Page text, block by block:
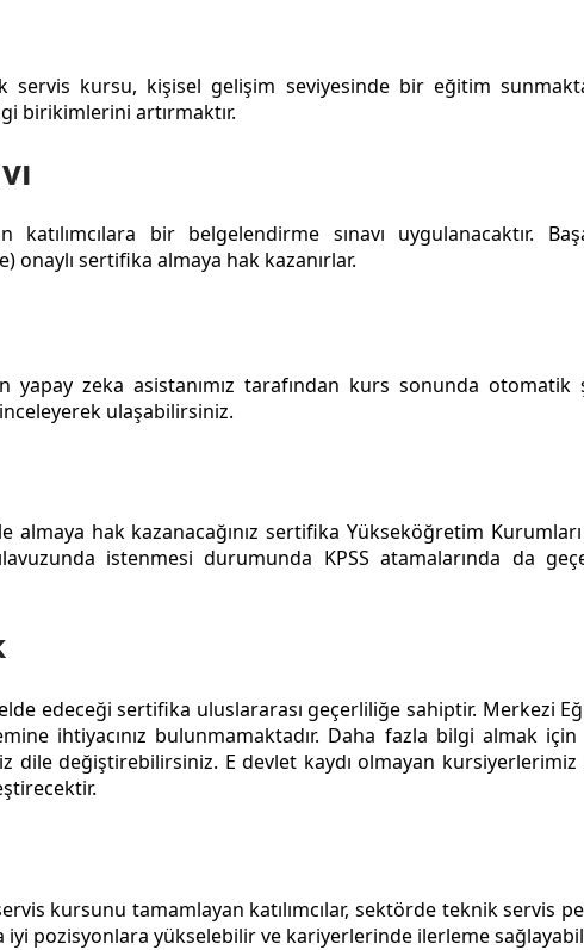
servis kursu, kişisel gelişim seviyesinde bir eğitim
birikimlerini artırmaktır.
katılımcılara bir belgelendirme sınavı uygulanacaktır.
onaylı sertifika almaya hak kazanırlar.
yapay zeka asistanımız tarafından kurs sonunda
inceleyerek ulaşabilirsiniz.
almaya hak kazanacağınız sertifika Yükseköğretim
istenmesi durumunda KPSS atamalarında da
edeceği sertifika uluslararası geçerliliğe sahiptir. Merkezi
ihtiyacınız bulunmamaktadır. Daha fazla bilgi almak için
dile değiştirebilirsiniz. E devlet kaydı olmayan
kursunu tamamlayan katılımcılar, sektörde teknik servis
pozisyonlara yükselebilir ve kariyerlerinde ilerleme